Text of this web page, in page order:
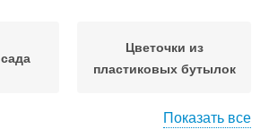
Цветочки из
пластиковых бутылок
Показать все